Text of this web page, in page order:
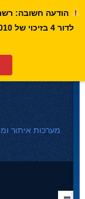
מערכות איתור